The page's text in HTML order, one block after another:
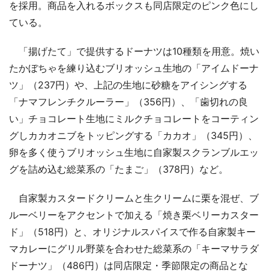
を採用。商品を入れるボックスも同店限定のピンク色にし
ている。
「揚げたて」で提供するドーナツは10種類を用意。焼い
たかぼちゃを練り込むブリオッシュ生地の「アイムドーナ
ツ」（237円）や、上記の生地に砂糖をアイシングする
「ナマフレンチクルーラー」（356円）、「歯切れの良
い」チョコレート生地にミルクチョコレートをコーティン
グしカカオニブをトッピングする「カカオ」（345円）、
卵を多く使うブリオッシュ生地に自家製スクランブルエッ
グを詰め込む総菜系の「たまご」（378円）など。
自家製カスタードクリームと生クリームに栗を混ぜ、ブ
ルーベリーをアクセントで加える「焼き栗ベリーカスター
ド」（518円）と、オリジナルスパイスで作る自家製キー
マカレーにグリル野菜を合わせた総菜系の「キーマサラダ
ドーナツ」（486円）は同店限定・季節限定の商品とな